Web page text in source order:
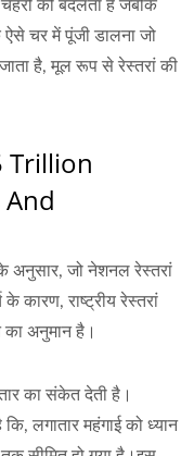
को बदलता है जबकि
चर में पूंजी डालना जो
है, मूल रूप से रेस्तरां की
Trillion
अनुसार, जो नेशनल रेस्तरां
के कारण, राष्ट्रीय रेस्तरां
अनुमान है।
का संकेत देती है।
लगातार महंगाई को ध्यान